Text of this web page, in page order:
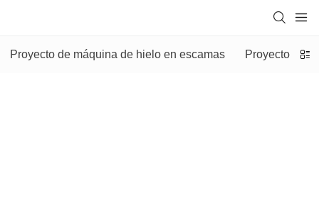
Proyecto de máquina de hielo en escamas Proyecto de